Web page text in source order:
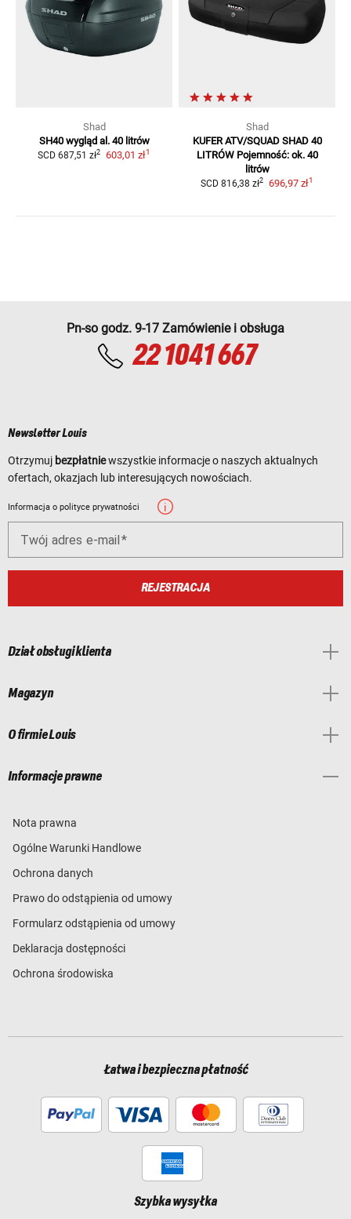
Shad
SH40 wygląd al. 40 litrów
SCD 687,51 zł2 603,01 zł1
Shad
KUFER ATV/SQUAD SHAD 40
LITRÓW Pojemność: ok. 40
litrów
SCD 816,38 zł2 696,97 zł1
Pn-so godz. 9-17 Zamówienie i obsługa
22 1041 667
Newsletter Louis
Otrzymuj bezpłatniewszystkie informacje o naszych aktualnych
ofertach, okazjach lub interesujących nowościach.
Informacja o polityce prywatności
Twój adres e-mail
REJESTRACJA
Dział obsługi klienta
Magazyn
O firmie Louis
Informacje prawne
Nota prawna
Ogólne Warunki Handlowe
Ochrona danych
Prawo do odstąpienia od umowy
Formularz odstąpienia od umowy
Deklaracja dostępności
Ochrona środowiska
Łatwa i bezpieczna płatność
Szybka wysyłka